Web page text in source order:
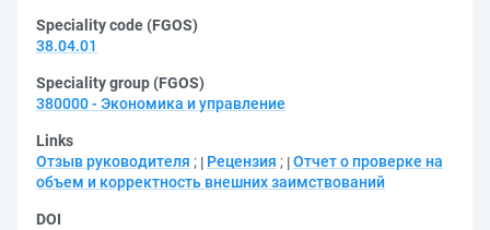
Speciality code (FGOS)
38.04.01
Speciality group (FGOS)
380000 - Экономика и управление
Links
Отзыв руководителя ; Рецензия ; Отчет о проверке на
объем и корректность внешних заимствований
DOI